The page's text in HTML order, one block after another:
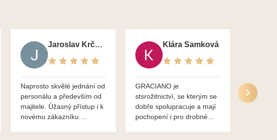
Jaroslav Krčma
Naprosto skvělé jednání od
personálu a především od
majitele. Úžasný přístup i k
novému zákazníku.
Klára Samková
GRACIANO je
stsrožitnictví, se kterým se
dobře spolupracuje a mají
pochopení i pro drobné
Služby
jsou po